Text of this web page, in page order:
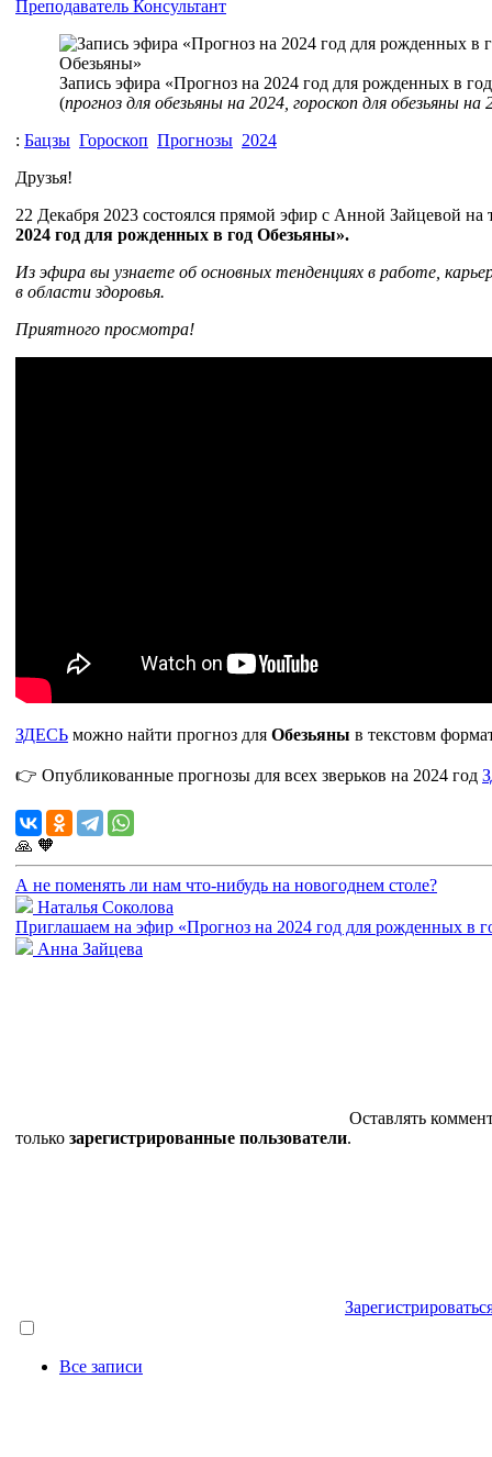
Преподаватель Консультант
Запись эфира «Прогноз на 2024 год для рожденных в
(прогноз для обезьяны на 2024, гороскоп для обезьяны на
: Бацзы Гороскоп Прогнозы 2024
Друзья!
22 Декабря 2023 состоялся прямой эфир с Анной Зайцевой на
2024 год для рожденных в год Обезьяны».
Из эфира вы узнаете об основных тенденциях в работе,
в области здоровья.
Приятного просмотра!
ЗДЕСЬ можно найти прогноз для Обезьяны в текстовм
👉 Опубликованные прогнозы для всех зверьков на 2024 год
🙏 🧡
А не поменять ли нам что-нибудь на новогоднем столе?
Наталья Соколова
Приглашаем на эфир «Прогноз на 2024 год для рожденных в
Анна Зайцева
Оставлять
только зарегистрированные пользователи.
Все записи